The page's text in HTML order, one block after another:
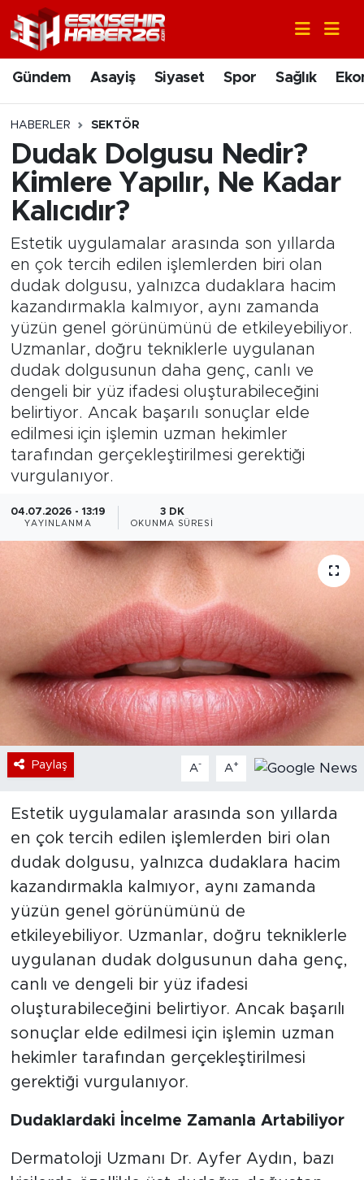
Gündem Asayiş Siyaset Spor Sağlık
HABERLER SEKTÖR
Dudak Dolgusu Nedir?
Kimlere Yapılır, Ne Kadar
Kalıcıdır?
Estetik uygulamalar arasında son yıllarda
en çok tercih edilen işlemlerden biri olan
dudak dolgusu, yalnızca dudaklara hacim
kazandırmakla kalmıyor, aynı zamanda
yüzün genel görünümünü de etkileyebiliyor.
Uzmanlar, doğru tekniklerle uygulanan
dudak dolgusunun daha genç, canlı ve
dengeli bir yüz ifadesi oluşturabileceğini
belirtiyor. Ancak başarılı sonuçlar elde
edilmesi için işlemin uzman hekimler
tarafından gerçekleştirilmesi gerektiği
vurgulanıyor.
04.07.2026 - 13:19
YAYINLANMA
3 DK
OKUNMA SÜRESI
Paylaş A- A+
Estetik uygulamalar arasında son yıllarda
en çok tercih edilen işlemlerden biri olan
dudak dolgusu, yalnızca dudaklara hacim
kazandırmakla kalmıyor, aynı zamanda
yüzün genel görünümünü de
etkileyebiliyor. Uzmanlar, doğru tekniklerle
uygulanan dudak dolgusunun daha genç,
canlı ve dengeli bir yüz ifadesi
oluşturabileceğini belirtiyor. Ancak başarılı
sonuçlar elde edilmesi için işlemin uzman
hekimler tarafından gerçekleştirilmesi
gerektiği vurgulanıyor.
Dudaklardaki İncelme Zamanla Artabiliyor
Dermatoloji Uzmanı Dr. Ayfer Aydın, bazı
Gündem
Asayiş
Siyaset
Spor
Ekonomi
Eğitim
Sanat
Bölge
Teknoloji
Magazin
Dünya
Sektör
Nöbetçi Eczaneler
Hava Durumu
Trafik Durumu
Süper Lig Puan Durumu ve Fikstür
Son Dakika Haberleri
Haber Arşivi